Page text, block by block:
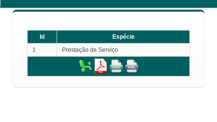
Id
Espécie
1
Prestação de Serviço